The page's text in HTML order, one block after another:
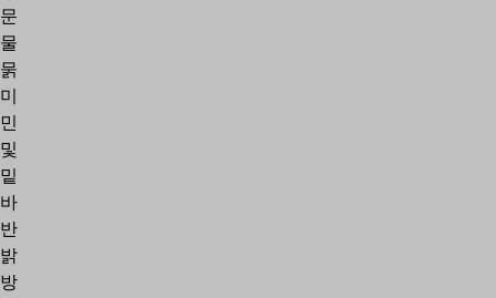
문
물
묽
미
민
및
밑
바
반
밝
방